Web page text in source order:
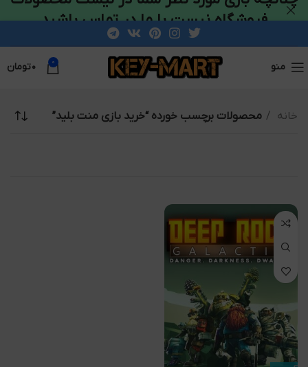
منو 0 ۰تومان
خانه محصولات برچسب خورده “خرید بازی منت بلید”
فروشگاه نیست با ما در تماس باشید